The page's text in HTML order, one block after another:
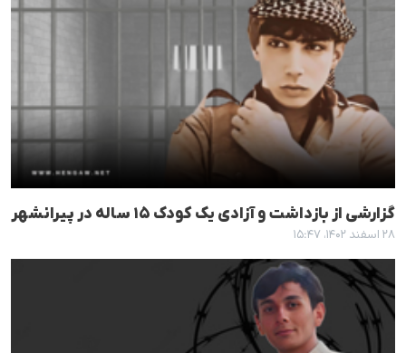
گزارشی از بازداشت و آزادی یک کودک ۱۵ ساله در پیرانشهر
۲۸ اسفند ۱۴۰۲، ۱۵:۴۷